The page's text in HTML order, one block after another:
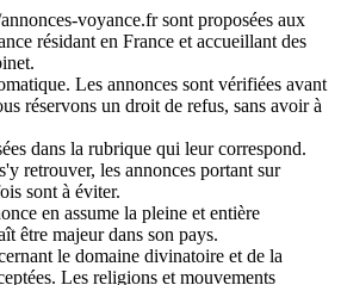
voyance.fr sont proposées aux
résidant en France et accueillant des
Les annonces sont vérifiées avant
réservons un droit de refus, sans avoir à
dans la rubrique qui leur correspond.
retrouver, les annonces portant sur
sont à éviter.
en assume la pleine et entière
être majeur dans son pays.
le domaine divinatoire et de la
Les religions et mouvements